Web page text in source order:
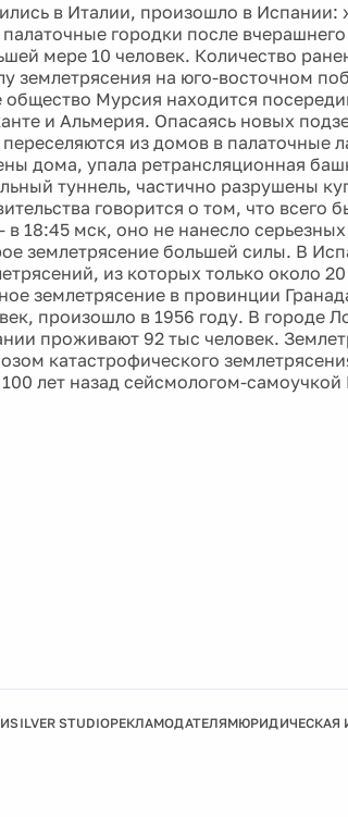
в Италии, произошло в
городки после
мере 10 человек. Количество
землетрясения на юго-восточном
общество Мурсия находится
и Альмерия. Опасаясь новых
из домов в палаточные
дома, упала ретрансляционная
туннель, частично разрушены
говорится о том, что всего
в 18:45 мск, оно не нанесло
землетрясение большей силы. В
из которых только около
землетрясение в провинции
произошло в 1956 году. В городе
проживают 92 тыс человек.
катастрофического
лет назад сейсмологом-
SILVER STUDIOРЕКЛАМОДАТЕЛЯМЮРИДИЧЕСКАЯ